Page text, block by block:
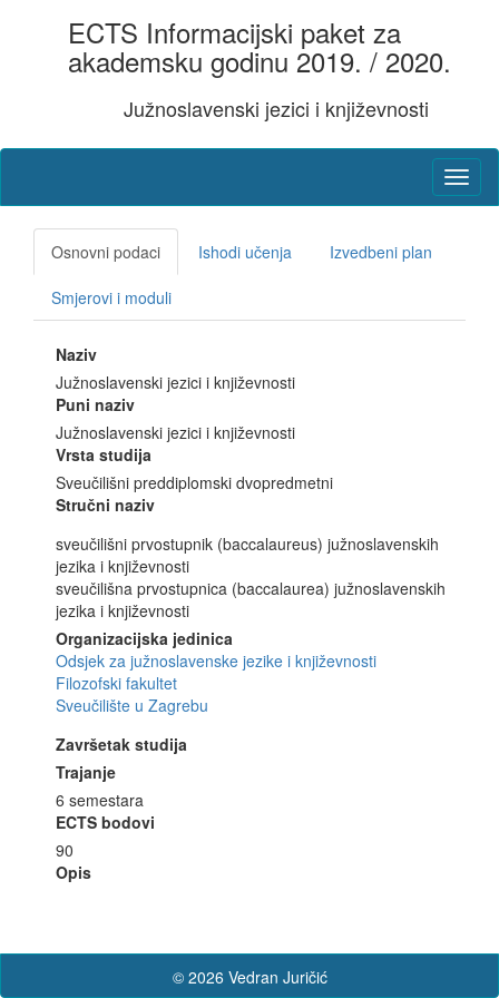
ECTS Informacijski paket za
akademsku godinu 2019. / 2020.
Južnoslavenski jezici i književnosti
Osnovni podaci Ishodi učenja Izvedbeni plan
Smjerovi i moduli
Naziv
Južnoslavenski jezici i književnosti
Puni naziv
Južnoslavenski jezici i književnosti
Vrsta studija
Sveučilišni preddiplomski dvopredmetni
Stručni naziv
sveučilišni prvostupnik (baccalaureus) južnoslavenskih
jezika i književnosti
sveučilišna prvostupnica (baccalaurea) južnoslavenskih
jezika i književnosti
Organizacijska jedinica
Odsjek za južnoslavenske jezike i književnosti
Filozofski fakultet
Sveučilište u Zagrebu
Završetak studija
Trajanje
6 semestara
ECTS bodovi
90
Opis
© 2026 Vedran Juričić